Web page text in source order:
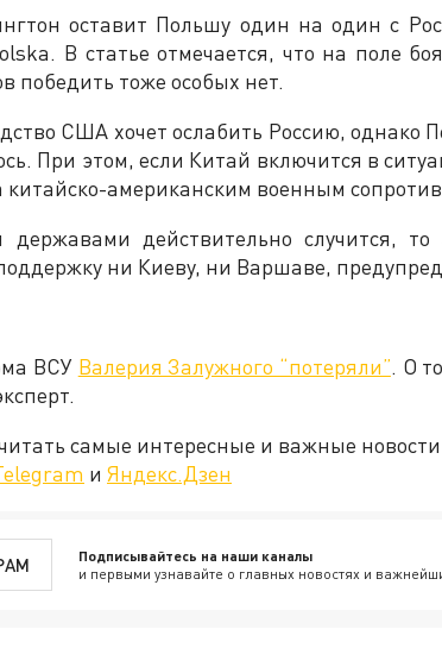
оставит Польшу один на один с
В статье отмечается, что на поле
победить тоже особых нет.
США хочет ослабить Россию, однако
При этом, если Китай включится в
американским военным
действительно случится, то
ни Киеву, ни Варшаве,
ВСУ Валерия Залужного “потеряли”. О
самые интересные и важные
и Яндекс.Дзен
Подписывайтесь на наши каналы
и первыми узнавайте о главных новостях и